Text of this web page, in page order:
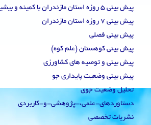
پیش بینی 5 روزه استان مازندران با کمینه و بیشینه دما
پیش بینی 7 روزه استان مازندران
پیش بینی فصلی
پیش بینی کوهستان (علم کوه)
پیش بینی و توصیه های کشاورزی
پیش بینی وضعیت پایداری جو
تحلیل وضعیت جوی
دستاوردهای-علمی،-پژوهشی-و-کاربردی
نشریات تخصصی